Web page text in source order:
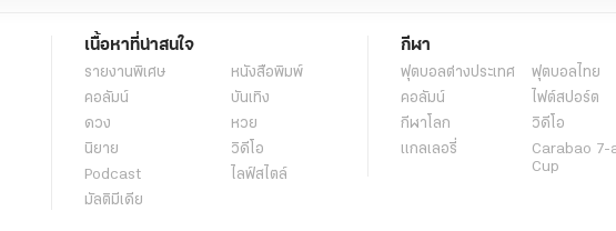
เนื้อหาที่น่าสนใจ
รายงานพิเศษ
หนังสือพิมพ์
คอลัมน์
บันเทิง
ดวง
หวย
นิยาย
วิดีโอ
Podcast
ไลฟ์สไตล์
มัลติมีเดีย
กีฬา
ฟุตบอลต่่างประเทศ
ฟุตบอลไทย
คอลัมน์
ไฟต์สปอร์ต
กีฬาโลก
วิดีโอ
แกลเลอรี่
Carabao 7-
Cup